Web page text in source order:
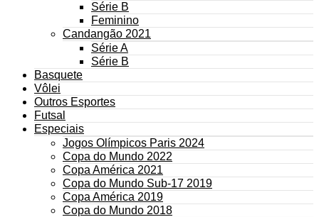
Série B
Feminino
Candangão 2021
Série A
Série B
Basquete
Vôlei
Outros Esportes
Futsal
Especiais
Jogos Olímpicos Paris 2024
Copa do Mundo 2022
Copa América 2021
Copa do Mundo Sub-17 2019
Copa América 2019
Copa do Mundo 2018